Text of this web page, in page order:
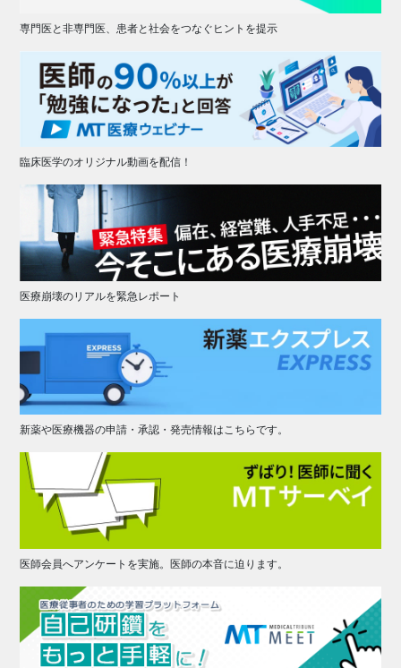
専門医と非専門医、患者と社会をつなぐヒントを提示
臨床医学のオリジナル動画を配信！
医療崩壊のリアルを緊急レポート
新薬や医療機器の申請・承認・発売情報はこちらです。
医師会員へアンケートを実施。医師の本音に迫ります。